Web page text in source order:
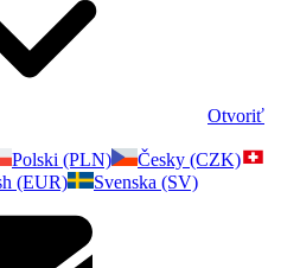
Otvoriť
Polski (PLN)
Česky (CZK)
(EUR) Svenska (SV)